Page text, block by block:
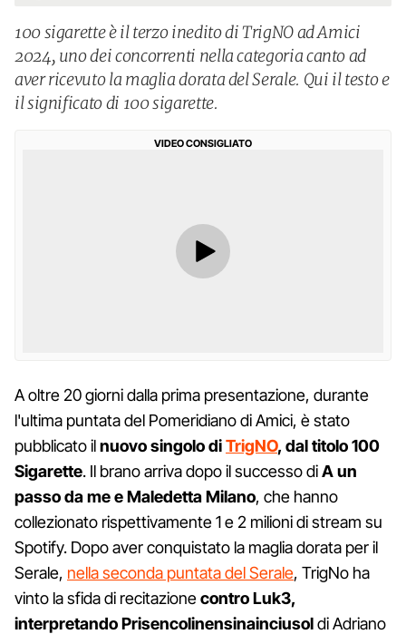
100 sigarette è il terzo inedito di TrigNO ad Amici
2024, uno dei concorrenti nella categoria canto ad
aver ricevuto la maglia dorata del Serale. Qui il testo e
il significato di 100 sigarette.
VIDEO CONSIGLIATO
A oltre 20 giorni dalla prima presentazione, durante
l'ultima puntata del Pomeridiano di Amici, è stato
pubblicato ilnuovo singolo diTrigNO, dal titolo 100
Sigarette. Il brano arriva dopo il successo diA un
passo da me e Maledetta Milano, che hanno
collezionato rispettivamente 1 e 2 milioni di stream su
Spotify. Dopo aver conquistato la maglia dorata per il
Serale, nella seconda puntata del Serale, TrigNo ha
vinto la sfida di recitazionecontro Luk3,
interpretando Prisencolinensinainciusoldi Adriano